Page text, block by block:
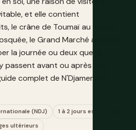
et elle contient
le crâne de Toumaï au Musée
le Grand Marché au bord
la journée ou deux que la
avant ou après leur
complet de N'Djamena la
(NDJ)
1 à 2 jours est typique
ultérieurs